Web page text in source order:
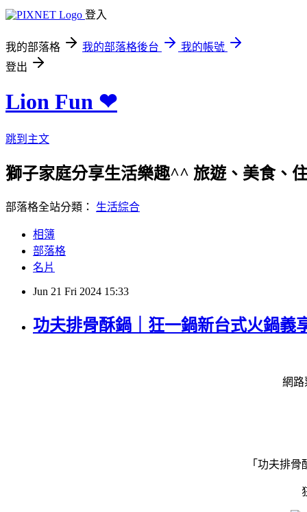
登入
我的部落格 我的部落格後台
我的帳號
登出
Lion Fun ❤
跳到主文
獅子家庭分享生活樂趣^^ 旅遊、美食、
部落格全站分類： 生活綜合
相簿
部落格
名片
Jun 21 Fri 2024 15:33
功夫排骨酥鍋｜狂一鍋新台式火鍋義
網路
「功夫排